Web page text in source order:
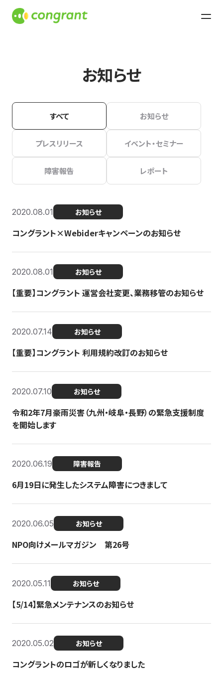
お知らせ
すべて お知らせ
プレスリリース イベント・セミナー
障害報告 レポート
2020.08.01 お知らせ
コングラント×Webiderキャンペーンのお知らせ
2020.08.01 お知らせ
【重要】コングラント 運営会社変更、業務移管のお知らせ
2020.07.14 お知らせ
【重要】コングラント 利用規約改訂のお知らせ
2020.07.10 お知らせ
令和2年7月豪雨災害（九州・岐阜・長野）の緊急支援制度
を開始します
2020.06.19 障害報告
6月19日に発生したシステム障害につきまして
2020.06.05 お知らせ
NPO向けメールマガジン 第26号
2020.05.11 お知らせ
【5/14】緊急メンテナンスのお知らせ
2020.05.02 お知らせ
コングラントのロゴが新しくなりました